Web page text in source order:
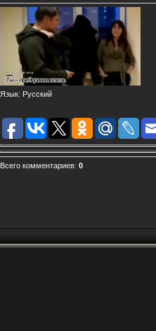
Язык: Русский
Всего комментариев: 0